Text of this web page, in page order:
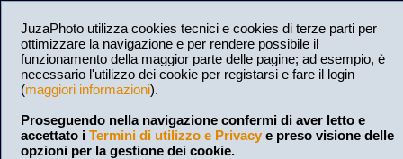
JuzaPhoto utilizza cookies tecnici e cookies di terze parti per
ottimizzare la navigazione e per rendere possibile il
funzionamento della maggior parte delle pagine; ad esempio, è
necessario l'utilizzo dei cookie per registarsi e fare il login
(maggiori informazioni).
Proseguendo nella navigazione confermi di aver letto e
accettato i Termini di utilizzo e Privacy e preso visione delle
opzioni per la gestione dei cookie.